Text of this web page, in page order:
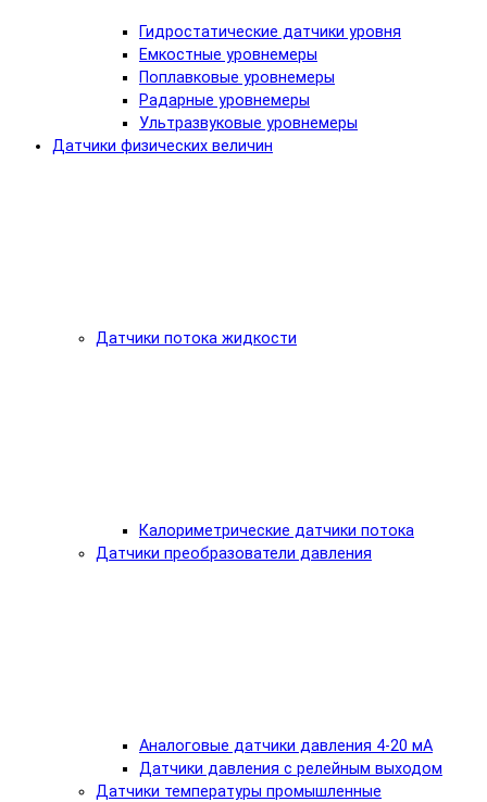
Гидростатические датчики уровня
Емкостные уровнемеры
Поплавковые уровнемеры
Радарные уровнемеры
Ультразвуковые уровнемеры
Датчики физических величин
Датчики потока жидкости
Калориметрические датчики потока
Датчики преобразователи давления
Аналоговые датчики давления 4-20 мА
Датчики давления с релейным выходом
Датчики температуры промышленные